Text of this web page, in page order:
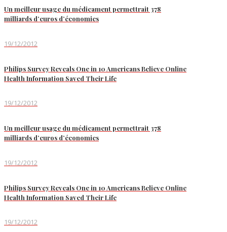
Un meilleur usage du médicament permettrait 378
milliards d’euros d’économies
19/12/2012
Philips Survey Reveals One in 10 Americans Believe Online
Health Information Saved Their Life
19/12/2012
Un meilleur usage du médicament permettrait 378
milliards d’euros d’économies
19/12/2012
Philips Survey Reveals One in 10 Americans Believe Online
Health Information Saved Their Life
19/12/2012